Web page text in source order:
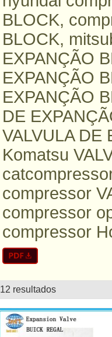
BLOCK,
BLOCK,
EXPANÇÃO
EXPANÇÃO
EXPANÇÃO
DE
VALVULA DE
Komatsu
compressor
compressor
compressor
12 resultados